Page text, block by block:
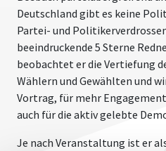
Deutschland gibt es keine
Partei- und
beeindruckende 5 Sterne
beobachtet er die Vertiefung
Wählern und Gewählten und
Vortrag, für mehr
auch für die aktiv gelebte
Je nach Veranstaltung ist er